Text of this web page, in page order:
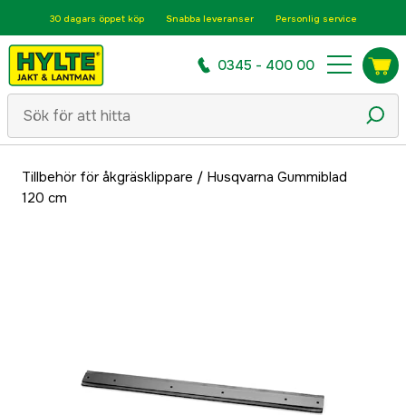
30 dagars öppet köp Snabba leveranser Personlig service
0345 - 400 00
Tillbehör för åkgräsklippare / Husqvarna Gummiblad
120 cm